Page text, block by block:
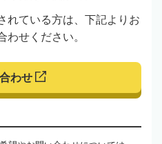
れている方は、下記よりお
わせください。
わせ